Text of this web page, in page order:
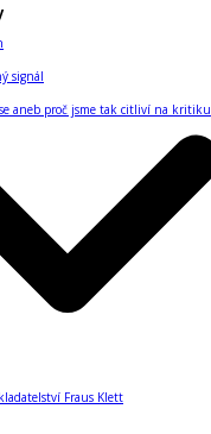
signál
aneb proč jsme tak citliví na kritiku
Fraus Klett